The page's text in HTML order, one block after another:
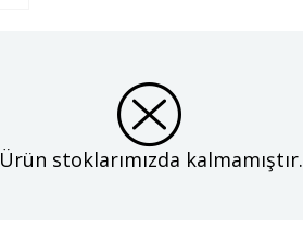
Ürün stoklarımızda kalmamıştır.